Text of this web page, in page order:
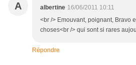
A albertine 16/06/2011 10:11
<br /> Emouvant, poignant, Bravo
choses<br /> qui sont si rares
Répondre